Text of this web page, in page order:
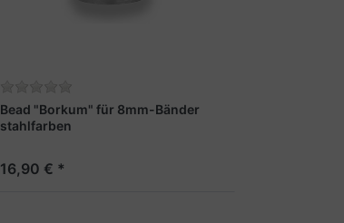
Bead "Borkum" für 8mm-Bänder
stahlfarben
16,90 € *